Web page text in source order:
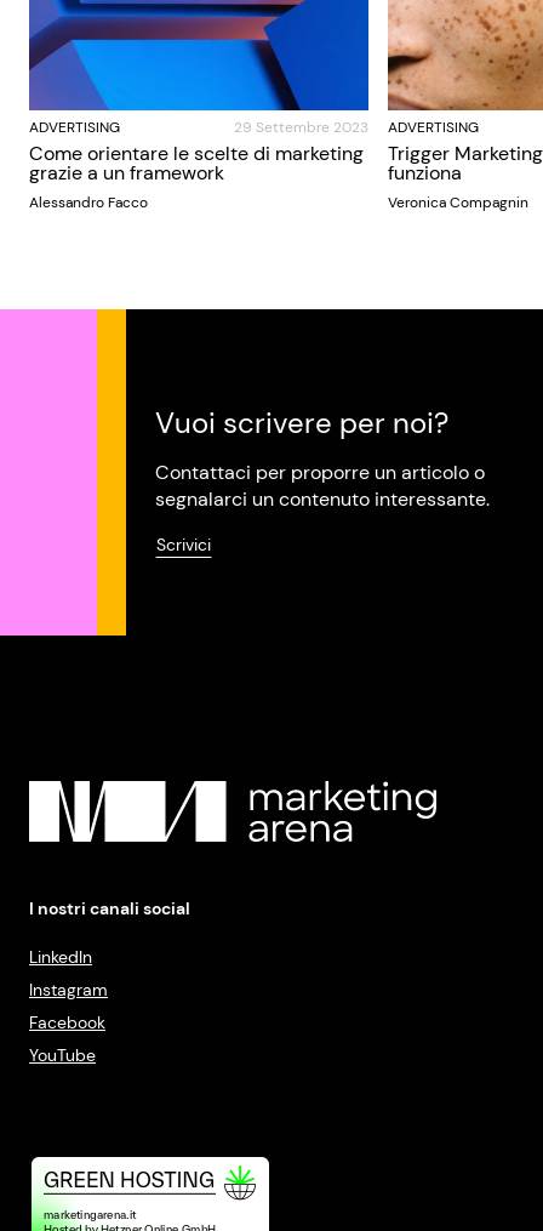
ADVERTISING 29 Settembre 2023
Come orientare le scelte di marketing
grazie a un framework
Alessandro Facco
ADVERTISING
Trigger
funziona
Veronica Compagnin
Vuoi scrivere per noi?
Contattaci per proporre un articolo o
segnalarci un contenuto interessante.
Scrivici
I nostri canali social
LinkedIn
Instagram
Facebook
YouTube